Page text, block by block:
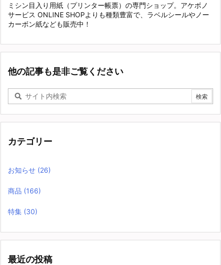
ミシン目入り用紙（プリンター帳票）の専門ショップ。アケボノ
サービス ONLINE SHOPよりも種類豊富で、ラベルシールやノー
カーボン紙なども販売中！
他の記事も是非ご覧ください
カテゴリー
お知らせ (26)
商品 (166)
特集 (30)
最近の投稿